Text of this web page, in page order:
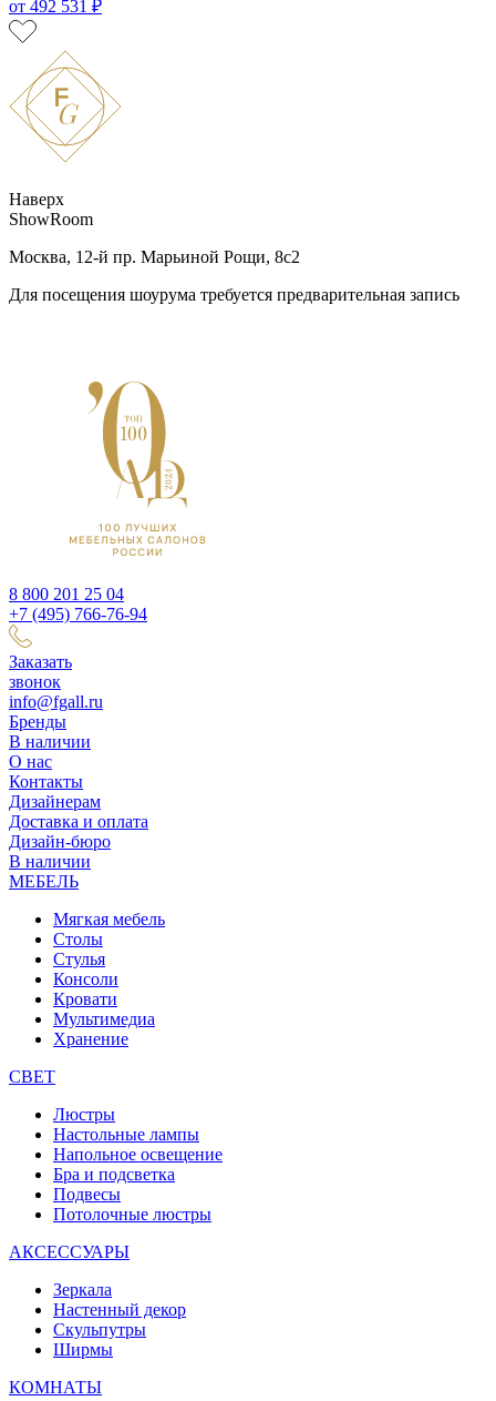
от 492 531 ₽
Наверх
ShowRoom
Москва, 12-й пр. Марьиной Рощи, 8с2
Для посещения шоурума требуется предварительная запись
8 800 201 25 04
+7 (495) 766-76-94
Заказать
звонок
info@fgall.ru
Бренды
В наличии
О нас
Контакты
Дизайнерам
Доставка и оплата
Дизайн-бюро
В наличии
МЕБЕЛЬ
Мягкая мебель
Столы
Стулья
Консоли
Кровати
Мультимедиа
Хранение
СВЕТ
Люстры
Настольные лампы
Напольное освещение
Бра и подсветка
Подвесы
Потолочные люстры
АКСЕССУАРЫ
Зеркала
Настенный декор
Скульпутры
Ширмы
КОМНАТЫ